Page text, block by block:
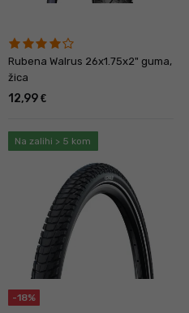
Rubena Walrus 26x1.75x2" guma,
žica
12,99 €
Na zalihi > 5 kom
-18%